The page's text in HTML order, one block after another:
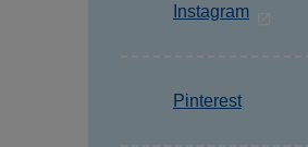
Instagram
Pinterest